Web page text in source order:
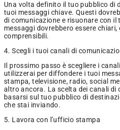
Una volta definito il tuo pubblico di
tuoi messaggi chiave. Questi
di comunicazione e risuonare con
messaggi dovrebbero essere
comprensibili.
4. Scegli i tuoi canali di
Il prossimo passo è scegliere i
utilizzerai per diffondere i tuoi
stampa, televisione, radio, social
altro ancora. La scelta dei canali di
basarsi sul tuo pubblico di
che stai inviando.
5. Lavora con l’ufficio stampa